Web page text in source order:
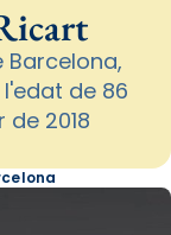
Barcelona,
de 86
2018